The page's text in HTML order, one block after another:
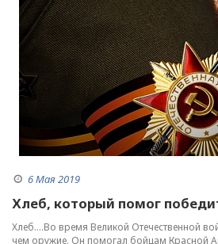
6 Мая 2019
Хлеб, который помог
Хлеб.…Во время Великой Отечественной
чем оружие. Он помогал бойцам Красной